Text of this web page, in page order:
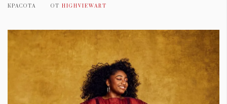
КРАСОТА ОТ HIGHVIEWART